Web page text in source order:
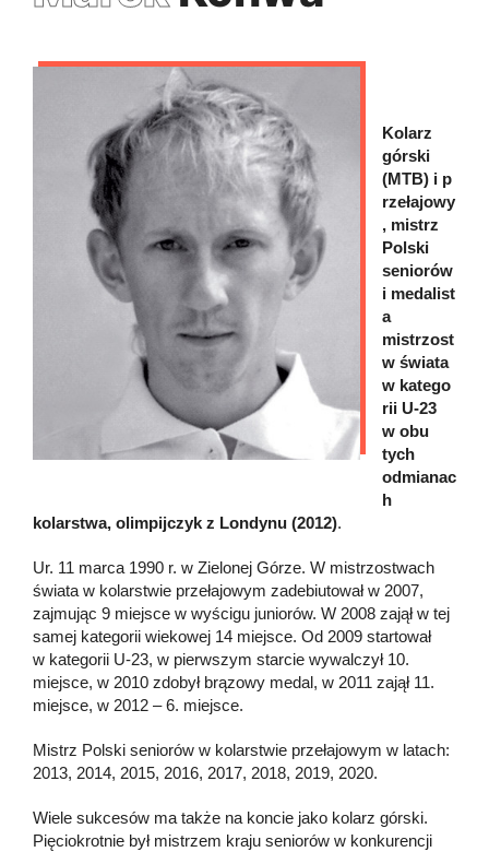
Kolarz
górski
(MTB) i p
rzełajowy
, mistrz
Polski
seniorów
i medalist
a
mistrzost
w świata
w katego
rii U-23
w obu
tych
odmianac
h
kolarstwa, olimpijczyk z Londynu (2012).
Ur. 11 marca 1990 r. w Zielonej Górze. W mistrzostwach
świata w kolarstwie przełajowym zadebiutował w 2007,
zajmując 9 miejsce w wyścigu juniorów. W 2008 zajął w tej
samej kategorii wiekowej 14 miejsce. Od 2009 startował
w kategorii U-23, w pierwszym starcie wywalczył 10.
miejsce, w 2010 zdobył brązowy medal, w 2011 zajął 11.
miejsce, w 2012 – 6. miejsce.
Mistrz Polski seniorów w kolarstwie przełajowym w latach:
2013, 2014, 2015, 2016, 2017, 2018, 2019, 2020.
Wiele sukcesów ma także na koncie jako kolarz górski.
Pięciokrotnie był mistrzem kraju seniorów w konkurencji